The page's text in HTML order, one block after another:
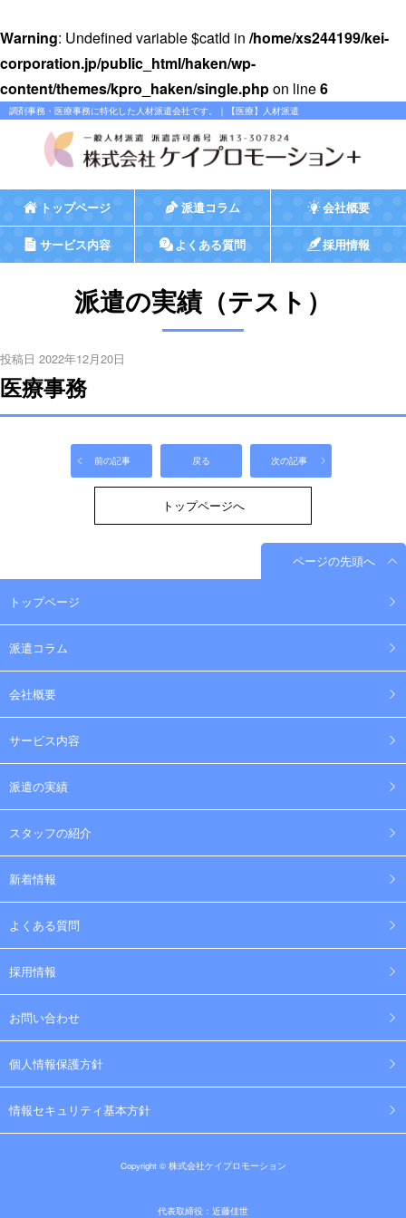
Warning: Undefined variable $catId in /home/xs244199/kei-
corporation.jp/public_html/haken/wp-
content/themes/kpro_haken/single.phpon line6
調剤事務・医療事務に特化した人材派遣会社です。｜【医療】人材派遣
トップページ 派遣コラム 会社概要
サービス内容 よくある質問 採用情報
派遣の実績（テスト）
投稿日 2022年12月20日
医療事務
前の記事 戻る 次の記事
トップページへ
ページの先頭へ
トップページ
派遣コラム
会社概要
サービス内容
派遣の実績
スタッフの紹介
新着情報
よくある質問
採用情報
お問い合わせ
個人情報保護方針
情報セキュリティ基本方針
Copyright © 株式会社ケイプロモーション
代表取締役：近藤佳世